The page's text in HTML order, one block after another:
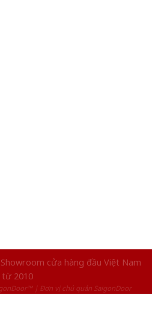
cửa hàng đầu Việt Nam
từ 2010
| Đơn vị chủ quản SaigonDoor